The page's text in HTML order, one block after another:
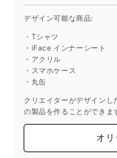
ら
す
や
す
デザイン可能な商品:
・Tシャツ
・iFace インナーシート
・アクリル
・スマホケース
・丸缶
クリエイターがデザイン
の製品を作ることができま
オ